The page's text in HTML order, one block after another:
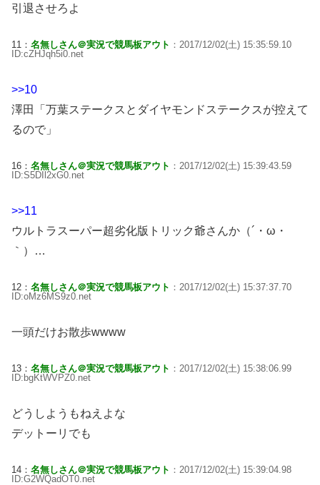
引退させろよ
11： 名無しさん＠実況で競馬板アウト ：2017/12/02(土) 15:35:59.10
ID:cZHJqh5i0.net
>>10
澤田「万葉ステークスとダイヤモンドステークスが控えて
るので」
16： 名無しさん＠実況で競馬板アウト ：2017/12/02(土) 15:39:43.59
ID:S5DIl2xG0.net
>>11
ウルトラスーパー超劣化版トリック爺さんか（´・ω・
｀）…
12： 名無しさん＠実況で競馬板アウト ：2017/12/02(土) 15:37:37.70
ID:oMz6MS9z0.net
一頭だけお散歩wwww
13： 名無しさん＠実況で競馬板アウト ：2017/12/02(土) 15:38:06.99
ID:bgKtWVPZ0.net
どうしようもねえよな
デットーリでも
14： 名無しさん＠実況で競馬板アウト ：2017/12/02(土) 15:39:04.98
ID:G2WQadOT0.net